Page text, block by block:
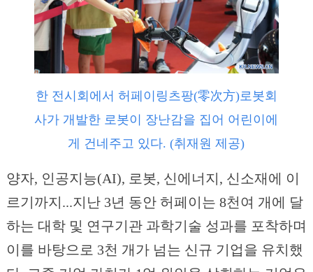
한 전시회에서 허페이링츠팡(零次方)로봇회
사가 개발한 로봇이 장난감을 집어 어린이에
게 건네주고 있다. (취재원 제공)
양자, 인공지능(AI), 로봇, 신에너지, 신소재에 이
르기까지...지난 3년 동안 허페이는 8천여 개에 달
하는 대학 및 연구기관 과학기술 성과를 포착하며
이를 바탕으로 3천 개가 넘는 신규 기업을 유치했